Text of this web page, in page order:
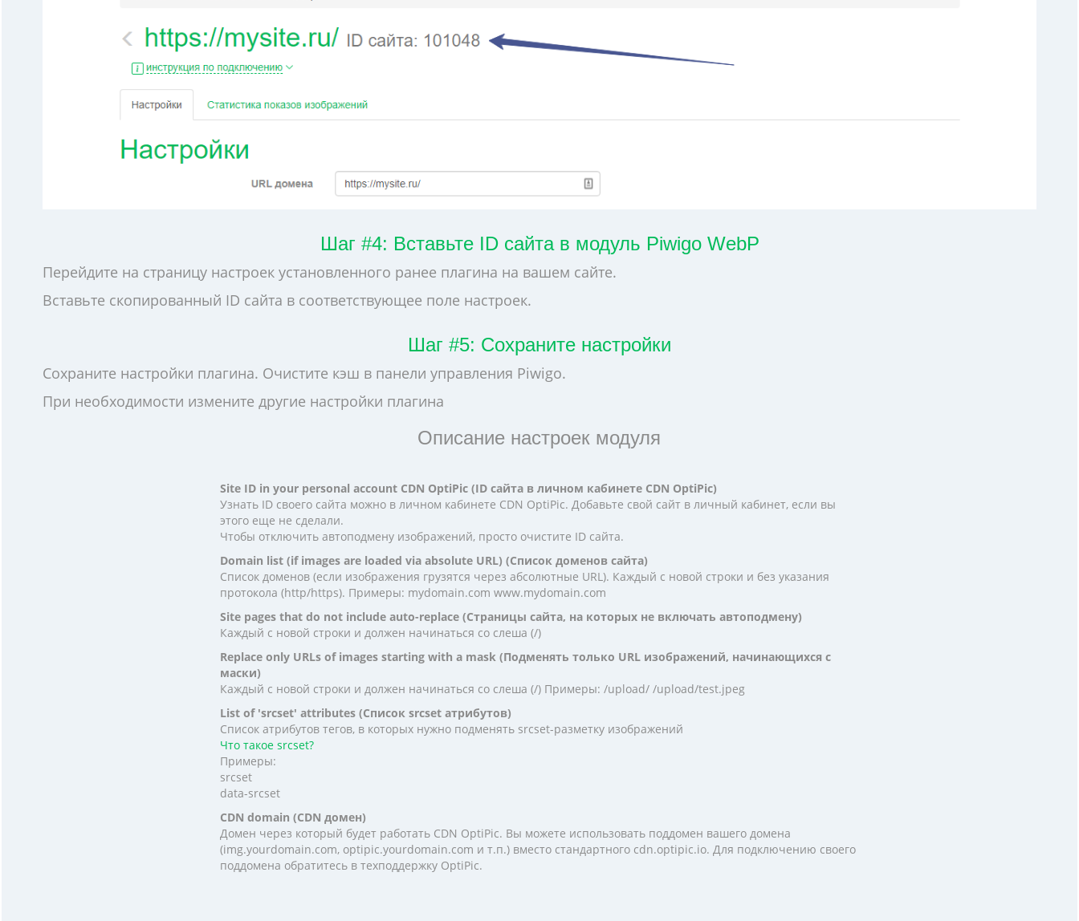
Шаг #4: Вставьте ID сайта в модуль Piwigo WebP
Перейдите на страницу настроек установленного ранее плагина на вашем сайте.
Вставьте скопированный ID сайта в соответствующее поле настроек.
Шаг #5: Сохраните настройки
Сохраните настройки плагина. Очистите кэш в панели управления Piwigo.
При необходимости измените другие настройки плагина
Описание настроек модуля
Site ID in your personal account CDN OptiPic (ID сайта в личном кабинете CDN OptiPic)
Узнать ID своего сайта можно в личном кабинете CDN OptiPic. Добавьте свой сайт в личный кабинет, если вы
этого еще не сделали.
Чтобы отключить автоподмену изображений, просто очистите ID сайта.
Domain list (if images are loaded via absolute URL) (Список доменов сайта)
Список доменов (если изображения грузятся через абсолютные URL). Каждый с новой строки и без указания
протокола (http/https). Примеры: mydomain.com www.mydomain.com
Site pages that do not include auto-replace (Страницы сайта, на которых не включать автоподмену)
Каждый с новой строки и должен начинаться со слеша (/)
Replace only URLs of images starting with a mask (Подменять только URL изображений, начинающихся с
маски)
Каждый с новой строки и должен начинаться со слеша (/) Примеры: /upload/ /upload/test.jpeg
List of 'srcset' attributes (Список srcset атрибутов)
Список атрибутов тегов, в которых нужно подменять srcset-разметку изображений
Что такое srcset?
Примеры:
srcset
data-srcset
CDN domain (CDN домен)
Домен через который будет работать CDN OptiPic. Вы можете использовать поддомен вашего домена
(img.yourdomain.com, optipic.yourdomain.com и т.п.) вместо стандартного cdn.optipic.io. Для подключению своего
поддомена обратитесь в техподдержку OptiPic.